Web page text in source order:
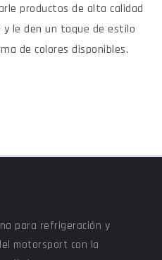
productos de alta calidad
le den un toque de estilo
de colores disponibles.
para refrigeración y
motorsport con la